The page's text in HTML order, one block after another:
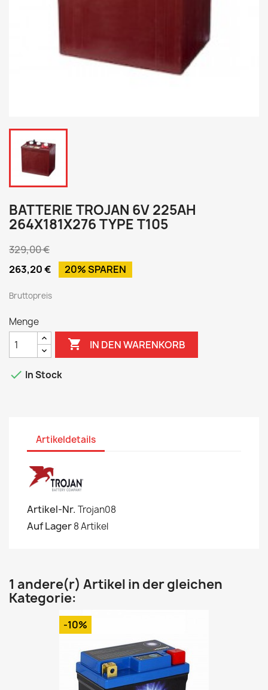
BATTERIE TROJAN 6V 225AH
264X181X276 TYPE T105
329,00 €
263,20 €
20% SPAREN
Bruttopreis
Menge
 IN DEN WARENKORB
 In Stock
Artikeldetails
Artikel-Nr. Trojan08
Auf Lager8 Artikel
1 andere(r) Artikel in der gleichen
Kategorie:
-10%